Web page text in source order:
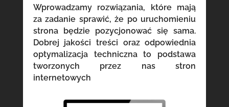
Wprowadzamy rozwiązania, które mają
za zadanie sprawić, że po uruchomieniu
strona będzie pozycjonować się sama.
Dobrej jakości treści oraz odpowiednia
optymalizacja techniczna to podstawa
tworzonych przez nas stron
internetowych